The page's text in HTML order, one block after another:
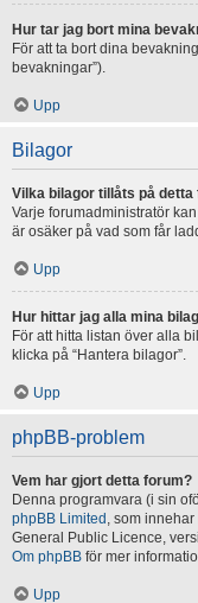
Hur tar jag bort mina
För att ta bort dina
bevakningar”).
Upp
Bilagor
Vilka bilagor tillåts på detta
Varje forumadministratör
är osäker på vad som får
Upp
Hur hittar jag alla mina
För att hitta listan över alla
klicka på “Hantera bilagor”.
Upp
phpBB-problem
Vem har gjort detta forum?
Denna programvara (i sin
phpBB Limited , som
General Public Licence,
Om phpBB för mer
Upp